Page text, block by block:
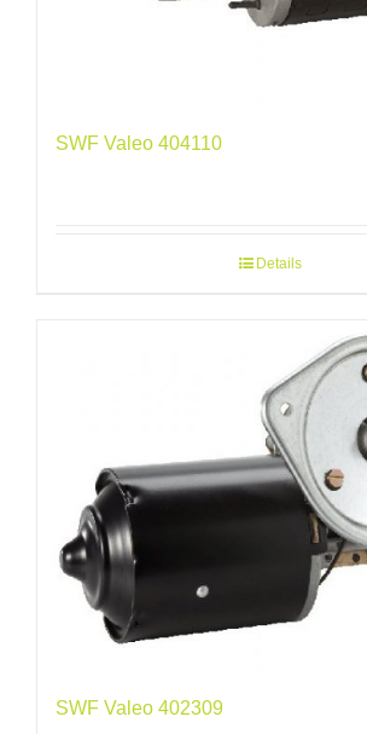
SWF Valeo 404110
Details
SWF Valeo 402309